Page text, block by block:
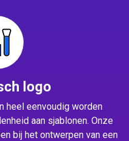
logo
heel eenvoudig worden
aan sjablonen. Onze
bij het ontwerpen van een